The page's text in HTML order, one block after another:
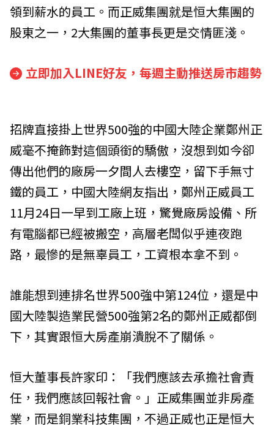
領到薪水的員工。而正威集團就是恒大集團的
股東之一，2大集團的董事長更是交情匪淺。
立即加入LINE好友，每週主動推送房市趨勢
招牌直接掛上世界500強的中國大陸企業鄭州正
威毫不掩飾對這個頭銜的驕傲，沒想到如今卻
傳出他們的廠房一夕間人去樓空，留下手無寸
鐵的員工，中國大陸網友指出，鄭州正威員工
11月24日一早到工廠上班，驚覺廠房設備、所
有電腦都已經被搬空，高層老闆似乎連夜跑
路，最慘的是無辜員工，工資根本拿不到。
誰能想到連排名世界500強中第124位，還是中
國大陸製造業民營500強第2名的鄭州正威都倒
下，其實跟恒大房產崩潰脫不了關係。
恒大董事長許家印：「我們應該去承擔社會責
任，我們應該回報社會。」正威集團並非房產
業，而是銅業科技集團，不過正威也正是恒大